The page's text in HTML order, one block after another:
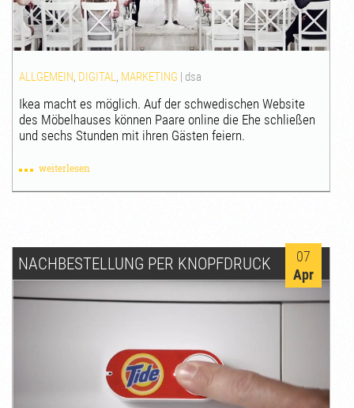
ALLGEMEIN, DIGITAL, MARKETING | dsa
Ikea macht es möglich. Auf der schwedischen Website
des Möbelhauses können Paare online die Ehe schließen
und sechs Stunden mit ihren Gästen feiern.
weiterlesen
NACHBESTELLUNG PER KNOPFDRUCK
07
Apr